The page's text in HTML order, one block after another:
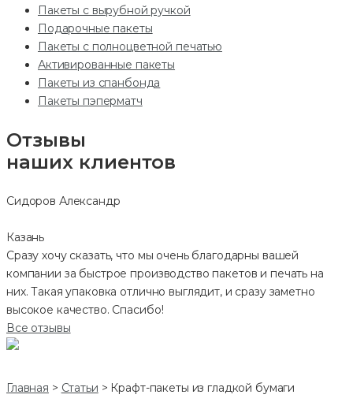
Пакеты с вырубной ручкой
Подарочные пакеты
Пакеты с полноцветной печатью
Активированные пакеты
Пакеты из спанбонда
Пакеты пэперматч
Отзывы
наших клиентов
Сидоров Александр
Казань
Сразу хочу сказать, что мы очень благодарны вашей
компании за быстрое производство пакетов и печать на
них. Такая упаковка отлично выглядит, и сразу заметно
высокое качество. Спасибо!
Все отзывы
Главная > Статьи > Крафт-пакеты из гладкой бумаги